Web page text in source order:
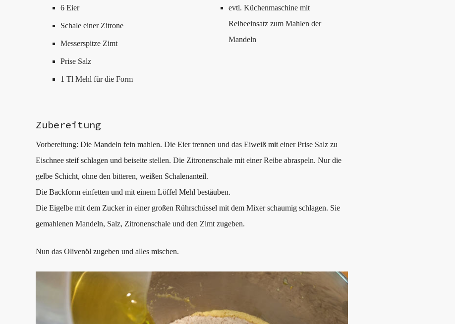
6 Eier
Schale einer Zitrone
Messerspitze Zimt
Prise Salz
1 Tl Mehl für die Form
evtl. Küchenmaschine mit
Reibeeinsatz zum Mahlen der
Mandeln
Zubereitung
Vorbereitung: Die Mandeln fein mahlen. Die Eier trennen und das Eiweiß mit einer Prise Salz zu
Eischnee steif schlagen und beiseite stellen. Die Zitronenschale mit einer Reibe abraspeln. Nur die
gelbe Schicht, ohne den bitteren, weißen Schalenanteil.
Die Backform einfetten und mit einem Löffel Mehl bestäuben.
Die Eigelbe mit dem Zucker in einer großen Rührschüssel mit dem Mixer schaumig schlagen. Sie
gemahlenen Mandeln, Salz, Zitronenschale und den Zimt zugeben.
Nun das Olivenöl zugeben und alles mischen.